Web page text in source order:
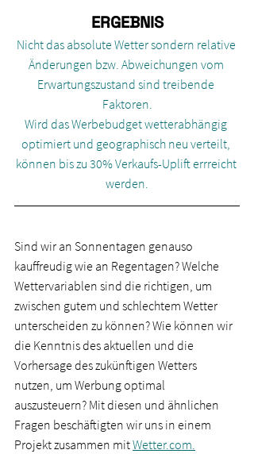
ERGEBNIS
Nicht das absolute Wetter sondern relative
Änderungen bzw. Abweichungen vom
Erwartungszustand sind treibende
Faktoren.
Wird das Werbebudget wetterabhängig
optimiert und geographisch neu verteilt,
können bis zu 30% Verkaufs-Uplift errreicht
werden.
Sind wir an Sonnentagen genauso
kauffreudig wie an Regentagen? Welche
Wettervariablen sind die richtigen, um
zwischen gutem und schlechtem Wetter
unterscheiden zu können? Wie können wir
die Kenntnis des aktuellen und die
Vorhersage des zukünftigen Wetters
nutzen, um Werbung optimal
auszusteuern? Mit diesen und ähnlichen
Fragen beschäftigten wir uns in einem
Projekt zusammen mit Wetter.com.